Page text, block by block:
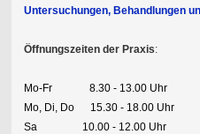
Untersuchungen, Behandlungen
Öffnungszeiten der Praxis:
Mo-Fr 8.30 - 13.00 Uhr
Mo, Di, Do 15.30 - 18.00 Uhr
Sa 10.00 - 12.00 Uhr